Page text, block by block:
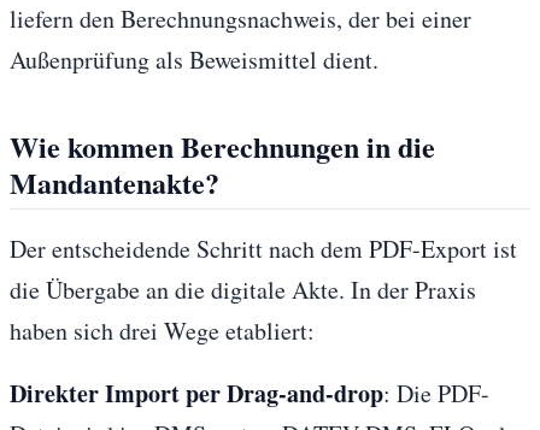
liefern den Berechnungsnachweis, der bei einer
Außenprüfung als Beweismittel dient.
Wie kommen Berechnungen in die
Mandantenakte?
Der entscheidende Schritt nach dem PDF-Export ist
die Übergabe an die digitale Akte. In der Praxis
haben sich drei Wege etabliert:
Direkter Import per Drag-and-drop: Die PDF-